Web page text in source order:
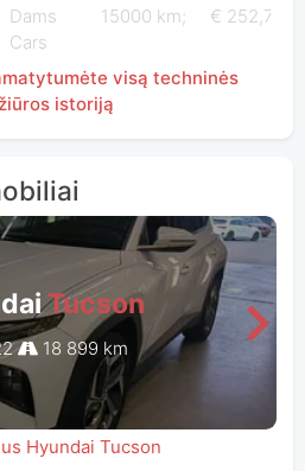
Dams
Cars
15000 km; € 252,70
visą techninės
istoriją
Tucson
18 899 km
Hyundai Tucson